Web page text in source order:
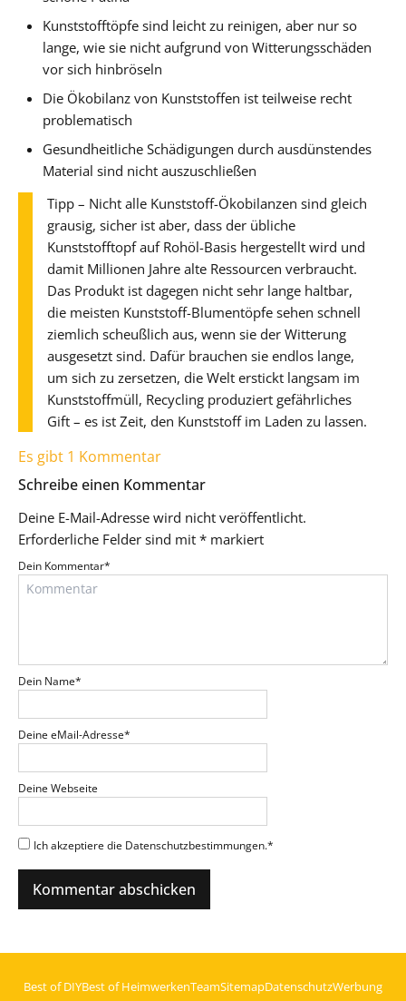
Kunststofftöpfe sind leicht zu reinigen, aber nur so
lange, wie sie nicht aufgrund von Witterungsschäden
vor sich hinbröseln
Die Ökobilanz von Kunststoffen ist teilweise recht
problematisch
Gesundheitliche Schädigungen durch ausdünstendes
Material sind nicht auszuschließen
Tipp – Nicht alle Kunststoff-Ökobilanzen sind gleich
grausig, sicher ist aber, dass der übliche
Kunststofftopf auf Rohöl-Basis hergestellt wird und
damit Millionen Jahre alte Ressourcen verbraucht.
Das Produkt ist dagegen nicht sehr lange haltbar,
die meisten Kunststoff-Blumentöpfe sehen schnell
ziemlich scheußlich aus, wenn sie der Witterung
ausgesetzt sind. Dafür brauchen sie endlos lange,
um sich zu zersetzen, die Welt erstickt langsam im
Kunststoffmüll, Recycling produziert gefährliches
Gift – es ist Zeit, den Kunststoff im Laden zu lassen.
Es gibt 1 Kommentar
Schreibe einen Kommentar
Deine E-Mail-Adresse wird nicht veröffentlicht.
Erforderliche Felder sind mit * markiert
Dein Kommentar*
Dein Name*
Deine eMail-Adresse*
Deine Webseite
Ich akzeptiere die Datenschutzbestimmungen.*
Best of DIYBest of HeimwerkenTeamSitemapDatenschutzWerbung